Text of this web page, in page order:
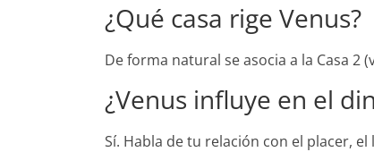
¿Qué casa rige Venus?
De forma natural se asocia a la Casa 2
¿Venus influye en el
Sí. Habla de tu relación con el placer,